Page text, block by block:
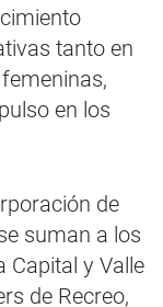
tanto en
en los
de
suman a los
Capital y Valle
de Recreo,